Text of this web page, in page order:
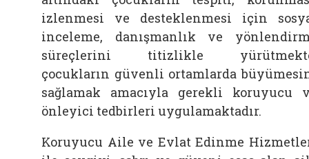
izlenmesi ve desteklenmesi için
inceleme, danışmanlık ve
süreçlerini titizlikle
çocukların güvenli ortamlarda
sağlamak amacıyla gerekli koruyucu
önleyici tedbirleri uygulamaktadır.
Koruyucu Aile ve Evlat Edinme